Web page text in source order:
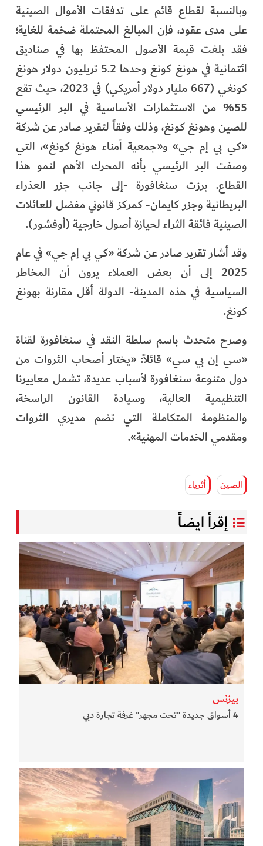
وبالنسبة لقطاع قائم على تدفقات الأموال الصينية
على مدى عقود، فإن المبالغ المحتملة ضخمة للغاية؛
فقد بلغت قيمة الأصول المحتفظ بها في صناديق
ائتمانية في هونغ كونغ وحدها 5.2 تريليون دولار هونغ
كونغي (667 مليار دولار أمريكي) في 2023، حيث تقع
55% من الاستثمارات الأساسية في البر الرئيسي
للصين وهونغ كونغ، وذلك وفقاً لتقرير صادر عن شركة
«كي بي إم جي» و«جمعية أمناء هونغ كونغ»، التي
وصفت البر الرئيسي بأنه المحرك الأهم لنمو هذا
القطاع. برزت سنغافورة -إلى جانب جزر العذراء
البريطانية وجزر كايمان- كمركز قانوني مفضل للعائلات
الصينية فائقة الثراء لحيازة أصول خارجية (أوفشور).
وقد أشار تقرير صادر عن شركة «كي بي إم جي» في عام
2025 إلى أن بعض العملاء يرون أن المخاطر
السياسية في هذه المدينة- الدولة أقل مقارنة بهونغ
كونغ.
وصرح متحدث باسم سلطة النقد في سنغافورة لقناة
«سي إن بي سي» قائلاً: «يختار أصحاب الثروات من
دول متنوعة سنغافورة لأسباب عديدة، تشمل معاييرنا
التنظيمية العالية، وسيادة القانون الراسخة،
والمنظومة المتكاملة التي تضم مديري الثروات
ومقدمي الخدمات المهنية».
الصين أثرياء
إقرأ ايضاً
بيزنس
4 أسواق جديدة "تحت مجهر" غرفة تجارة دبي